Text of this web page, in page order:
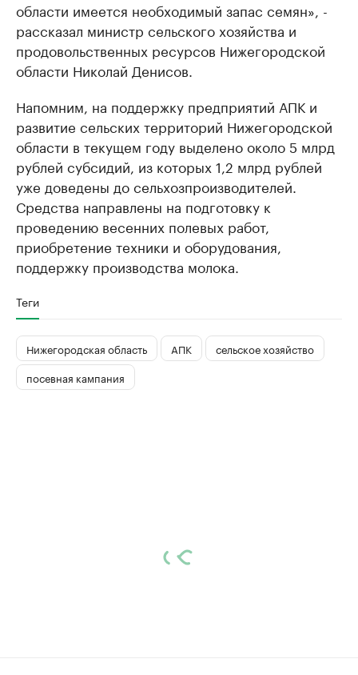
области имеется необходимый запас семян», -
рассказал министр сельского хозяйства и
продовольственных ресурсов Нижегородской
области Николай Денисов.
Напомним, на поддержку предприятий АПК и
развитие сельских территорий Нижегородской
области в текущем году выделено около 5 млрд
рублей субсидий, из которых 1,2 млрд рублей
уже доведены до сельхозпроизводителей.
Средства направлены на подготовку к
проведению весенних полевых работ,
приобретение техники и оборудования,
поддержку производства молока.
Теги
Нижегородская область АПК
сельское хозяйство
посевная кампания